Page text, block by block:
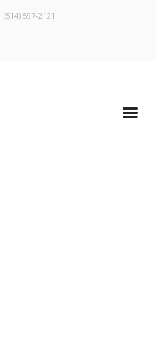
(514) 597-2121